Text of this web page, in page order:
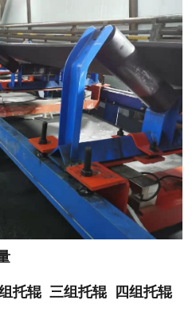
托辊 三组托辊 四组托辊